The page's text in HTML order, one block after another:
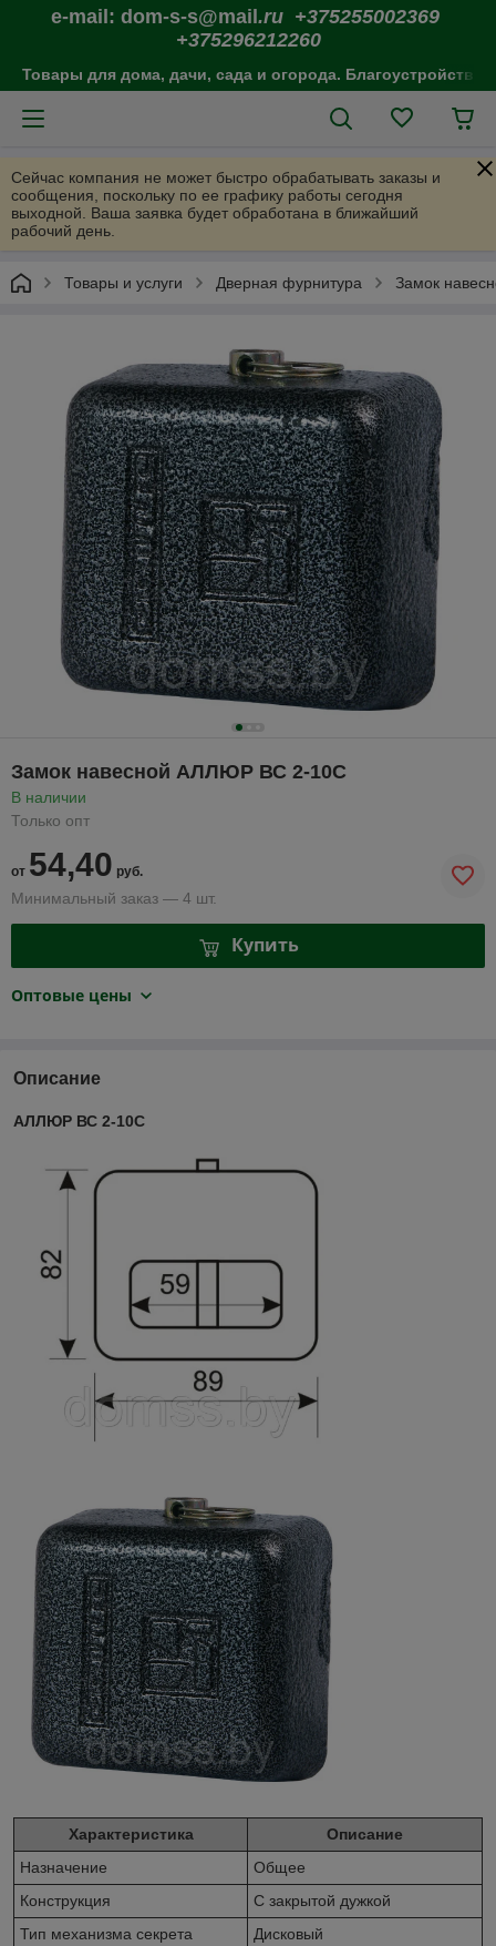
e-mail: dom-s-s@mail .ru +375255002369
+375296212260
Товары для дома, дачи, сада и огорода. Благоустройство
Сейчас компания не может быстро обрабатывать заказы и
сообщения, поскольку по ее графику работы сегодня
выходной. Ваша заявка будет обработана в ближайший
рабочий день.
Товары и услуги Дверная фурнитура Замок
Замок навесной АЛЛЮР ВС 2-10С
В наличии
Только опт
от 54,40 руб.
Минимальный заказ — 4 шт.
Купить
Оптовые цены
Описание
АЛЛЮР ВС 2-10С
Характеристика
Описание
Назначение
Общее
Конструкция
С закрытой дужкой
Тип механизма секрета
Дисковый